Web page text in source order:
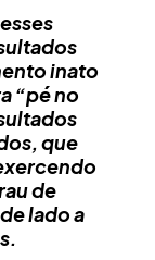
inato
“pé no
que
de
lado a